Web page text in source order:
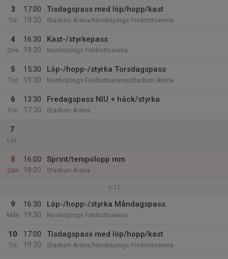
3
Tis
17:00
19:30
Tisdagspass med löp/hopp/kast
Stadium Arena/Norrköpings Friidrottsarena
4
Ons
16:30
19:30
Kast-/styrkepass
Norrköpings Friidrottsarena
5
Tor
15:30
19:30
Löp-/hopp-/styrka Torsdagspass
Norrköpings Friidrottsarena/Stadium Arena
6
Fre
13:30
17:30
Fredagspass NIU + häck/styrka
Stadium Arena
7
Lör
8
Sön
16:00
18:00
Sprint/tempolopp mm
Stadium Arena
v.11
9
Mån
16:30
19:30
Löp-/hopp-/styrka Måndagspass
Norrköpings Friidrottsarena
10
Tis
17:00
19:30
Tisdagspass med löp/hopp/kast
Stadium Arena/Norrköpings Friidrottsarena